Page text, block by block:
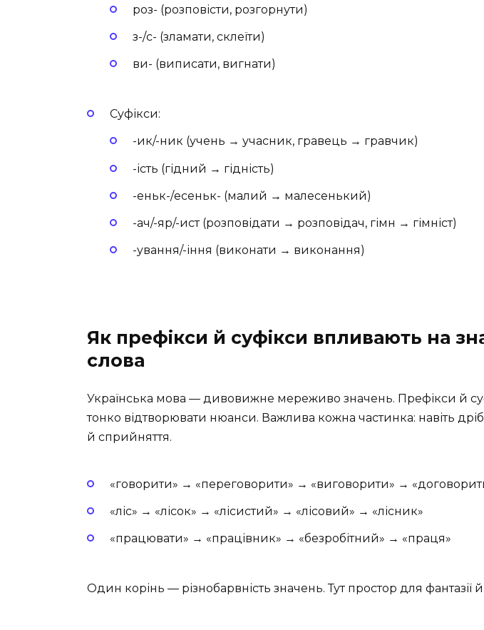
роз- (розповісти, розгорнути)
з-/с- (зламати, склеїти)
ви- (виписати, вигнати)
Суфікси:
-ик/-ник (учень → учасник, гравець → гравчик)
-ість (гідний → гідність)
-еньк-/есеньк- (малий → малесенький)
-ач/-яр/-ист (розповідати → розповідач, гімн → гімніст)
-ування/-іння (виконати → виконання)
Як префікси й суфікси впливають на
слова
Українська мова — дивовижне мереживо значень. Префікси й
тонко відтворювати нюанси. Важлива кожна частинка: навіть
й сприйняття.
«говорити» → «переговорити» → «виговорити» →
«ліс» → «лісок» → «лісистий» → «лісовий» → «лісник»
«працювати» → «працівник» → «безробітний» → «праця»
Один корінь — різнобарвність значень. Тут простор для фантазії